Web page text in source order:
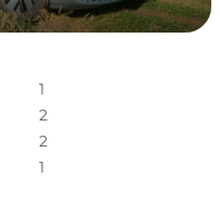
1
2
2
1